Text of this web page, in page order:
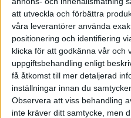
att utveckla och förbättra
våra leverantörer använda
positionering och identifiering
klicka för att godkänna vår och
uppgiftsbehandling enligt
få åtkomst till mer detaljerad
inställningar innan du
Observera att viss behandling
inte kräver ditt samtycke, men
jag som inte får det att
Off-topic
App. rekommendationer?
Spara och investera
Ett program för flera
Strategier